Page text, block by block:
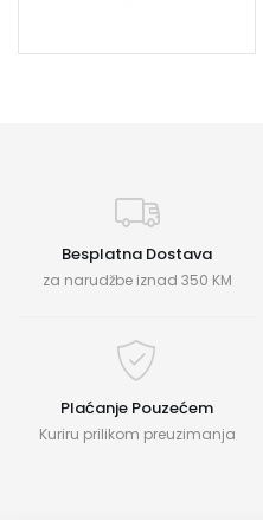
Besplatna Dostava
za narudžbe iznad 350 KM
Plaćanje Pouzećem
Kuriru prilikom preuzimanja